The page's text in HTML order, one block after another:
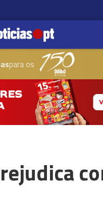
para os